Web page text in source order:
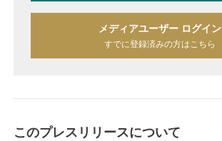
メディアユーザー ログイン
すでに登録済みの方はこちら
このプレスリリースについて